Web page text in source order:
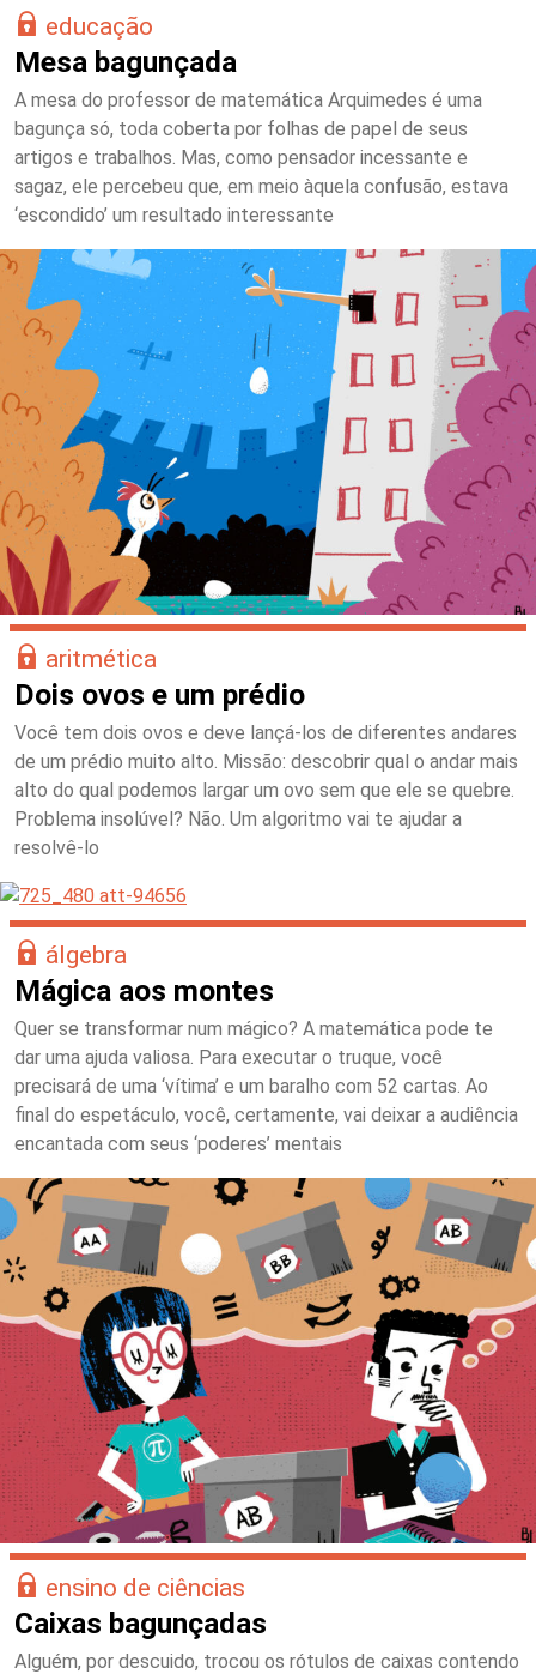
educação
Mesa bagunçada
A mesa do professor de matemática Arquimedes é uma
bagunça só, toda coberta por folhas de papel de seus
artigos e trabalhos. Mas, como pensador incessante e
sagaz, ele percebeu que, em meio àquela confusão, estava
‘escondido’ um resultado interessante
aritmética
Dois ovos e um prédio
Você tem dois ovos e deve lançá-los de diferentes andares
de um prédio muito alto. Missão: descobrir qual o andar mais
alto do qual podemos largar um ovo sem que ele se quebre.
Problema insolúvel? Não. Um algoritmo vai te ajudar a
resolvê-lo
álgebra
Mágica aos montes
Quer se transformar num mágico? A matemática pode te
dar uma ajuda valiosa. Para executar o truque, você
precisará de uma ‘vítima’ e um baralho com 52 cartas. Ao
final do espetáculo, você, certamente, vai deixar a audiência
encantada com seus ‘poderes’ mentais
ensino de ciências
Caixas bagunçadas
Alguém, por descuido, trocou os rótulos de caixas contendo